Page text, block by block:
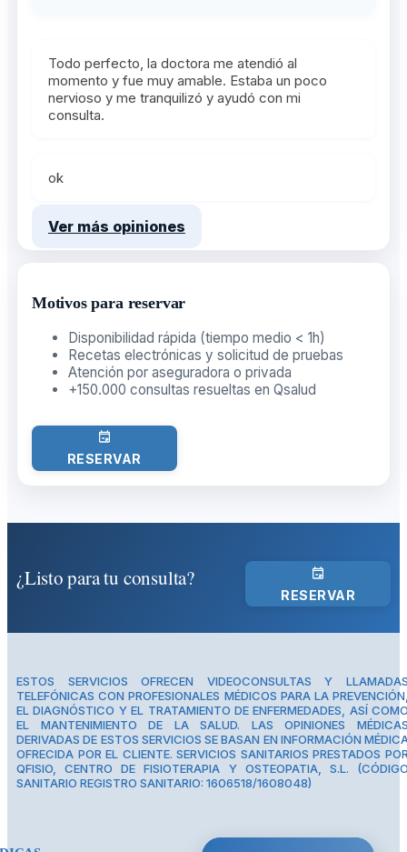
Todo perfecto, la doctora me atendió al
momento y fue muy amable. Estaba un poco
nervioso y me tranquilizó y ayudó con mi
consulta.
ok
Ver más opiniones
Motivos para reservar
Disponibilidad rápida (tiempo medio < 1h)
Recetas electrónicas y solicitud de pruebas
Atención por aseguradora o privada
+150.000 consultas resueltas en Qsalud
RESERVAR
¿Listo para tu consulta?
RESERVAR
ESTOS SERVICIOS OFRECEN VIDEOCONSULTAS Y
TELEFÓNICAS CON PROFESIONALES MÉDICOS PARA LA
EL DIAGNÓSTICO Y EL TRATAMIENTO DE ENFERMEDADES, ASÍ
EL MANTENIMIENTO DE LA SALUD. LAS OPINIONES
DERIVADAS DE ESTOS SERVICIOS SE BASAN EN INFORMACIÓN
OFRECIDA POR EL CLIENTE. SERVICIOS SANITARIOS PRESTADOS
QFISIO, CENTRO DE FISIOTERAPIA Y OSTEOPATIA, S.L.
SANITARIO REGISTRO SANITARIO: 1606518/1608048)